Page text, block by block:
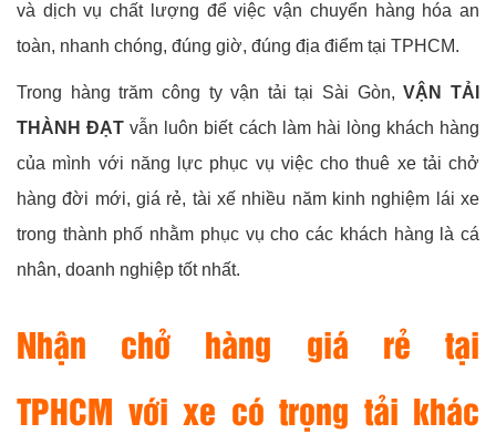
và dịch vụ chất lượng để việc vận chuyển hàng hóa an
toàn, nhanh chóng, đúng giờ, đúng địa điểm tại TPHCM.
Trong hàng trăm công ty vận tải tại Sài Gòn,VẬN TẢI
THÀNH ĐẠT vẫn luôn biết cách làm hài lòng khách hàng
của mình với năng lực phục vụ việc cho thuê xe tải chở
hàng đời mới, giá rẻ, tài xế nhiều năm kinh nghiệm lái xe
trong thành phố nhằm phục vụ cho các khách hàng là cá
nhân, doanh nghiệp tốt nhất.
Nhận chở hàng giá rẻ tại
TPHCM với xe có trọng tải khác